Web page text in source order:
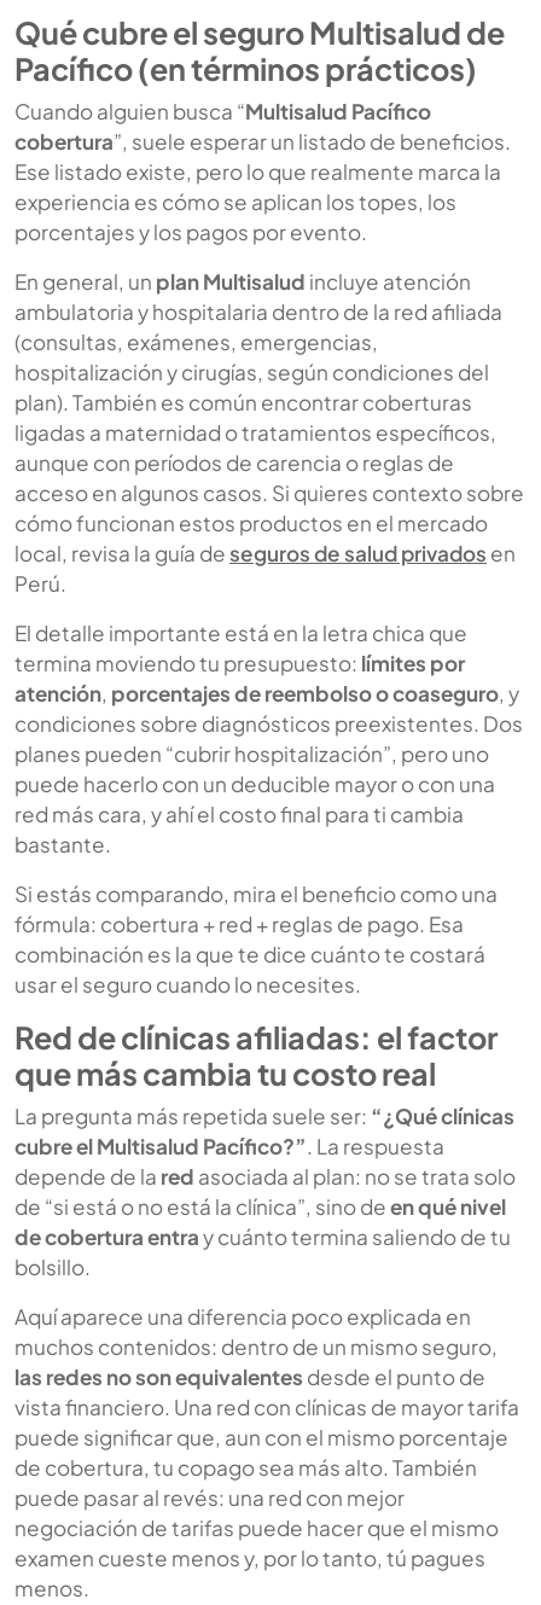
Qué cubre el seguro Multisalud de
Pacífico (en términos prácticos)
Cuando alguien busca “Multisalud Pacífico
cobertura”, suele esperar un listado de beneficios.
Ese listado existe, pero lo que realmente marca la
experiencia es cómo se aplican los topes, los
porcentajes y los pagos por evento.
En general, un plan Multisalud incluye atención
ambulatoria y hospitalaria dentro de la red afiliada
(consultas, exámenes, emergencias,
hospitalización y cirugías, según condiciones del
plan). También es común encontrar coberturas
ligadas a maternidad o tratamientos específicos,
aunque con períodos de carencia o reglas de
acceso en algunos casos. Si quieres contexto sobre
cómo funcionan estos productos en el mercado
local, revisa la guía deseguros de salud privados en
Perú.
El detalle importante está en la letra chica que
termina moviendo tu presupuesto: límites por
atención, porcentajes de reembolso o coaseguro, y
condiciones sobre diagnósticos preexistentes. Dos
planes pueden “cubrir hospitalización”, pero uno
puede hacerlo con un deducible mayor o con una
red más cara, y ahí el costo final para ti cambia
bastante.
Si estás comparando, mira el beneficio como una
fórmula: cobertura + red + reglas de pago. Esa
combinación es la que te dice cuánto te costará
usar el seguro cuando lo necesites.
Red de clínicas afiliadas: el factor
que más cambia tu costo real
La pregunta más repetida suele ser: “¿Qué clínicas
cubre el Multisalud Pacífico?”. La respuesta
depende de la red asociada al plan: no se trata solo
de “si está o no está la clínica”, sino deen qué nivel
de cobertura entray cuánto termina saliendo de tu
bolsillo.
Aquí aparece una diferencia poco explicada en
muchos contenidos: dentro de un mismo seguro,
las redes no son equivalentes desde el punto de
vista financiero. Una red con clínicas de mayor tarifa
puede significar que, aun con el mismo porcentaje
de cobertura, tu copago sea más alto. También
puede pasar al revés: una red con mejor
negociación de tarifas puede hacer que el mismo
examen cueste menos y, por lo tanto, tú pagues
menos.